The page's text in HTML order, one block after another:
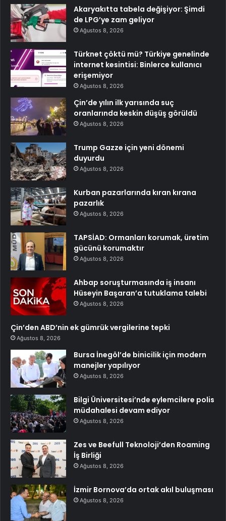
Akaryakıtta tabela değişiyor: Şimdi
de LPG’ye zam geliyor
Ağustos 8, 2026
Türknet çöktü mü? Türkiye genelinde
internet kesintisi: Binlerce kullanıcı
erişemiyor
Ağustos 8, 2026
Çin’de yılın ilk yarısında suç
oranlarında keskin düşüş görüldü
Ağustos 8, 2026
Trump Gazze için yeni dönemi
duyurdu
Ağustos 8, 2026
Kurban pazarlarında kıran kırana
pazarlık
Ağustos 8, 2026
TAPSİAD: Ormanları korumak, üretim
gücünü korumaktır
Ağustos 8, 2026
Ahbap soruşturmasında iş insanı
Hüseyin Başaran’a tutuklama talebi
Ağustos 8, 2026
Çin’den ABD’nin ek gümrük vergilerine tepki
Ağustos 8, 2026
Bursa İnegöl’de binicilik için modern
manejler yapılıyor
Ağustos 8, 2026
Bilgi Üniversitesi’nde eylemcilere polis
müdahalesi devam ediyor
Ağustos 8, 2026
Zes ve Beefull Teknoloji’den Roaming
İş Birliği
Ağustos 8, 2026
İzmir Bornova’da ortak akıl buluşması
Ağustos 8, 2026